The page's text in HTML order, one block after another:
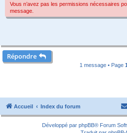
Vous n’avez pas les permissions nécessaires
message.
Répondre
1 message • Page 1
Accueil Index du forum
Développé par phpBB® Forum